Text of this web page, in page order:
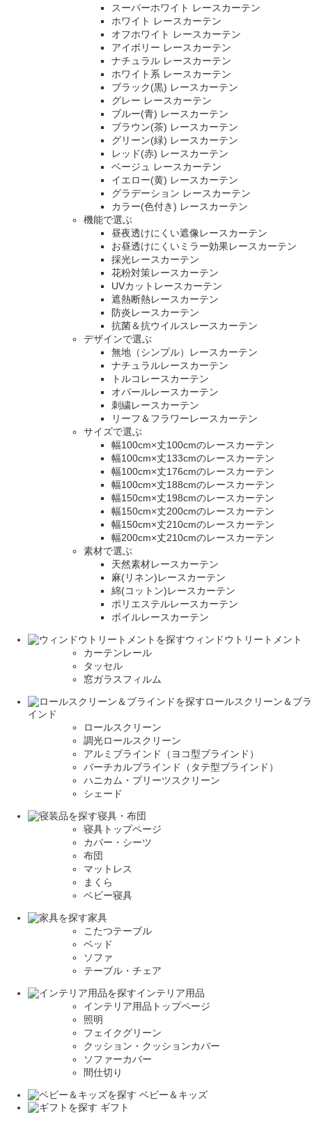
スーパーホワイト レースカーテン
ホワイト レースカーテン
オフホワイト レースカーテン
アイボリー レースカーテン
ナチュラル レースカーテン
ホワイト系 レースカーテン
ブラック(黒) レースカーテン
グレー レースカーテン
ブルー(青) レースカーテン
ブラウン(茶) レースカーテン
グリーン(緑) レースカーテン
レッド(赤) レースカーテン
ベージュ レースカーテン
イエロー(黄) レースカーテン
グラデーション レースカーテン
カラー(色付き) レースカーテン
機能で選ぶ
昼夜透けにくい遮像レースカーテン
お昼透けにくいミラー効果レースカーテン
採光レースカーテン
花粉対策レースカーテン
UVカットレースカーテン
遮熱断熱レースカーテン
防炎レースカーテン
抗菌＆抗ウイルスレースカーテン
デザインで選ぶ
無地（シンプル）レースカーテン
ナチュラルレースカーテン
トルコレースカーテン
オパールレースカーテン
刺繍レースカーテン
リーフ＆フラワーレースカーテン
サイズで選ぶ
幅100cm×丈100cmのレースカーテン
幅100cm×丈133cmのレースカーテン
幅100cm×丈176cmのレースカーテン
幅100cm×丈188cmのレースカーテン
幅150cm×丈198cmのレースカーテン
幅150cm×丈200cmのレースカーテン
幅150cm×丈210cmのレースカーテン
幅200cm×丈210cmのレースカーテン
素材で選ぶ
天然素材レースカーテン
麻(リネン)レースカーテン
綿(コットン)レースカーテン
ポリエステルレースカーテン
ボイルレースカーテン
ウィンドウトリートメント
カーテンレール
タッセル
窓ガラスフィルム
ロールスクリーン＆ブラ
インド
ロールスクリーン
調光ロールスクリーン
アルミブラインド（ヨコ型ブラインド）
バーチカルブラインド（タテ型ブラインド）
ハニカム・プリーツスクリーン
シェード
寝具・布団
寝具トップページ
カバー・シーツ
布団
マットレス
まくら
ベビー寝具
家具
こたつテーブル
ベッド
ソファ
テーブル・チェア
インテリア用品
インテリア用品トップページ
照明
フェイクグリーン
クッション・クッションカバー
ソファーカバー
間仕切り
ベビー＆キッズ
ギフト